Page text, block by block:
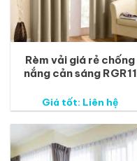
Rèm vải giá rẻ chống
nắng cản sáng RGR11
Giá tốt: Liên hệ